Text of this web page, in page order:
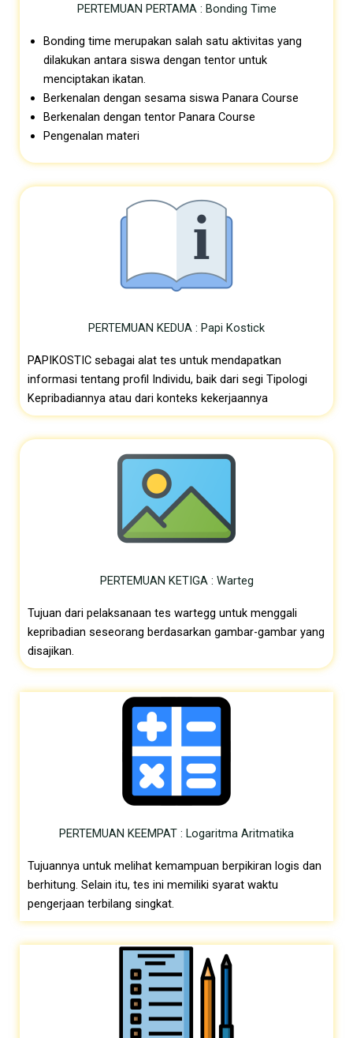
PERTEMUAN PERTAMA : Bonding Time
Bonding time merupakan salah satu aktivitas yang
dilakukan antara siswa dengan tentor untuk
menciptakan ikatan.
Berkenalan dengan sesama siswa Panara Course
Berkenalan dengan tentor Panara Course
Pengenalan materi
PERTEMUAN KEDUA : Papi Kostick
PAPIKOSTIC sebagai alat tes untuk mendapatkan
informasi tentang profil Individu, baik dari segi Tipologi
Kepribadiannya atau dari konteks kekerjaannya
PERTEMUAN KETIGA : Warteg
Tujuan dari pelaksanaan tes wartegg untuk menggali
kepribadian seseorang berdasarkan gambar-gambar yang
disajikan.
PERTEMUAN KEEMPAT : Logaritma Aritmatika
Tujuannya untuk melihat kemampuan berpikiran logis dan
berhitung. Selain itu, tes ini memiliki syarat waktu
pengerjaan terbilang singkat.